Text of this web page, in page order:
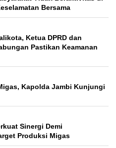
Bersama
Ketua DPRD dan
Pastikan Keamanan
Kapolda Jambi Kunjungi
Sinergi Demi
Produksi Migas